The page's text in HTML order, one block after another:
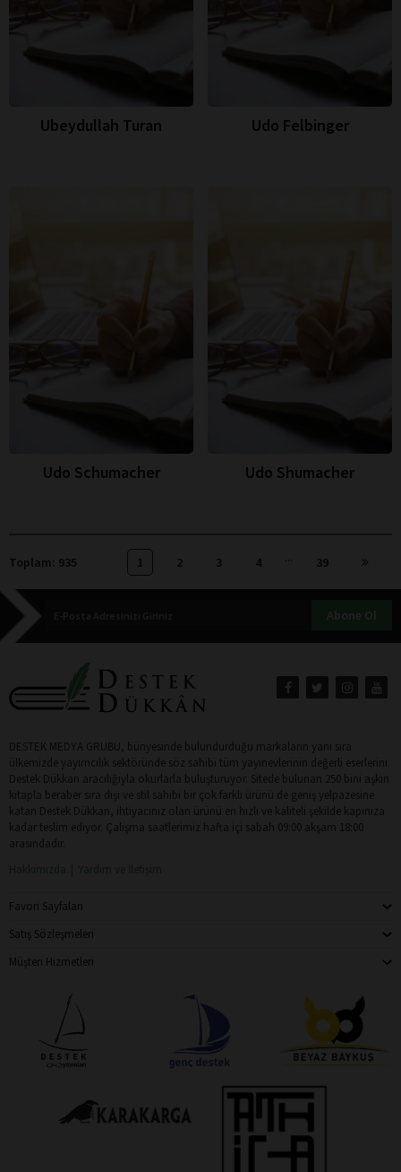
Ubeydullah Turan Udo Felbinger
Udo Schumacher Udo Shumacher
Toplam: 935 1 2 3 4 39
DESTEK MEDYA GRUBU, bünyesinde bulundurduğu markaların yanı sıra
ülkemizde yayımcılık sektöründe söz sahibi tüm yayınevlerinin değerli eserlerini
Destek Dükkan aracılığıyla okurlarla buluşturuyor. Sitede bulunan 250 bini aşkın
kitapla beraber sıra dışı ve stil sahibi bir çok farklı ürünü de geniş yelpazesine
katan Destek Dükkan, ihtiyacınız olan ürünü en hızlı ve kaliteli şekilde kapınıza
kadar teslim ediyor. Çalışma saatlerimiz hafta içi sabah 09:00 akşam 18:00
arasındadır.
Favori Sayfaları
Satış Sözleşmeleri
Müşteri Hizmetleri